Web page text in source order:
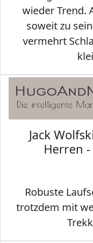
wieder Trend.
soweit zu
vermehrt
Jack
Herren
Robuste
trotzdem mit